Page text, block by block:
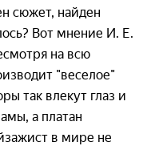
сюжет, найден
Вот мнение И. Е.
на всю
"веселое"
так влекут глаз и
а платан
в мире не